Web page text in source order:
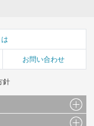
お問い合わせ
針
像データ等）及びこれらの配